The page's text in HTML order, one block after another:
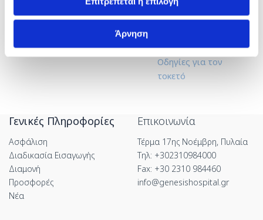
Άρνηση
Οδηγίες για τον
τοκετό
Γενικές Πληροφορίες
Ασφάλιση
Διαδικασία Εισαγωγής
Διαμονή
Προσφορές
Νέα
Επικοινωνία
Τέρμα 17ης Νοέμβρη, Πυλαία
Τηλ: +302310984000
Fax: +30 2310 984460
info@genesishospital.gr